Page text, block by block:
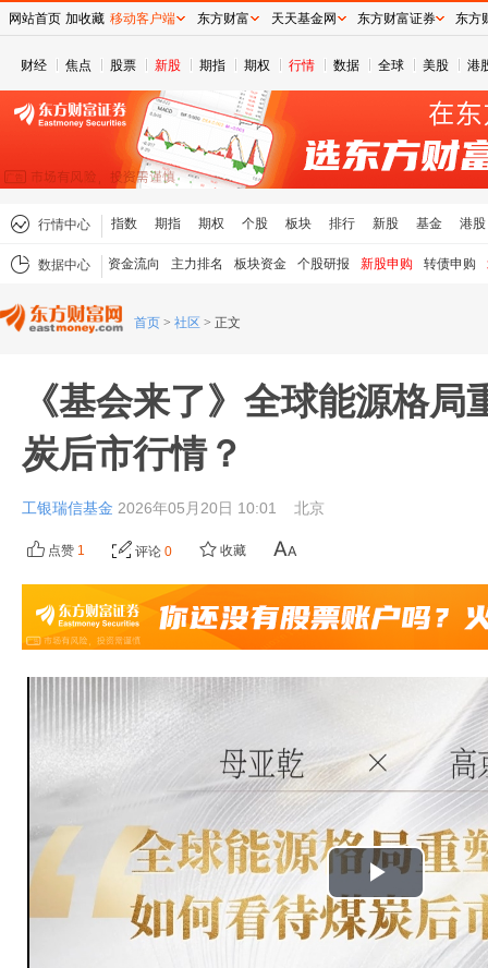
财经 焦点 股票 新股 期指 期权 行情 数据 全球 美股 港
行情中心 指数 期指 期权 个股 板块 排行 新股 基金 港股
数据中心 资金流向 主力排名 板块资金 个股研报 新股申购 转债申购
首页 > 社区 > 正文
《基会来了》全球能源格局
炭后市行情？
工银瑞信基金 2026年05月20日 10:01 北京
点赞 1 评论 0 收藏
播
放
网站首页 加收藏 移动客户端 东方财富 天天基金网 东方财富证券 东方